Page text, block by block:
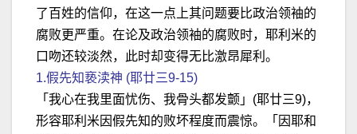
了百姓的信仰，在这一点上其问题要比政治领袖的
腐败更严重。在论及政治领袖的腐败时，耶利米的
口吻还较淡然，此时却变得无比激昂犀利。
1.假先知亵渎神 (耶廿三9-15)
「我心在我里面忧伤、我骨头都发颤」(耶廿三9)，
形容耶利米因假先知的败坏程度而震惊。「因耶和